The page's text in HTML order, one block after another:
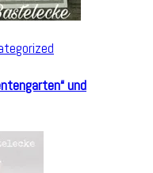
und